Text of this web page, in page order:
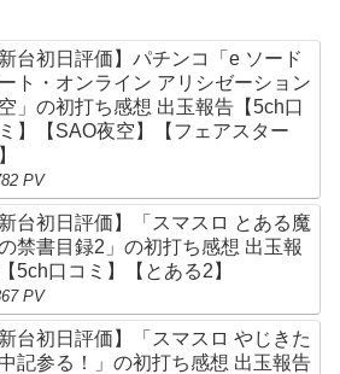
新台初日評価】パチンコ「e ソード
ト・オンライン アリシゼーション
」の初打ち感想 出玉報告【5ch口
】【SAO夜空】【フェアスター
PV
新台初日評価】「スマスロ とある魔
禁書目録2」の初打ち感想 出玉報
5ch口コミ】【とある2】
PV
新台初日評価】「スマスロ やじきた
記参る！」の初打ち感想 出玉報告